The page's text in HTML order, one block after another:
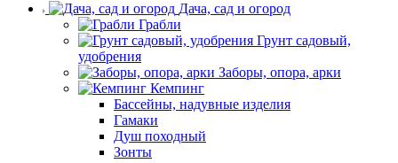
Дача, сад и огород
Грабли
Грунт садовый,
удобрения
Заборы, опора, арки
Кемпинг
Бассейны, надувные изделия
Гамаки
Душ походный
Зонты